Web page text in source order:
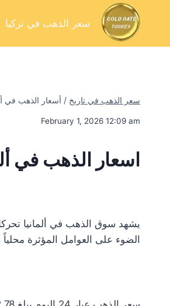
سعر الذهب في تركيا
سعر الذهب في تاريخ / أسعار الذهب في ألمانيا اليوم 2/1/2026 –
February 1, 2026 12:09 am
اسعار الذهب في
يشهد سوق الذهب في ألمانيا
الضوء على العوامل المؤثرة محلياً